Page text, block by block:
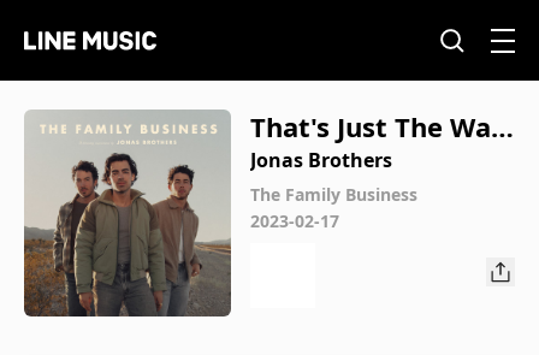
That's Just The Way
We Roll
Jonas Brothers
The Family Business
2023-02-17